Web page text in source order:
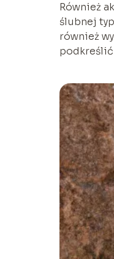
Również
ślubnej
również